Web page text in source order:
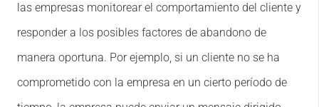
las empresas monitorear el comportamiento del cliente y
responder a los posibles factores de abandono de
manera oportuna. Por ejemplo, si un cliente no se ha
comprometido con la empresa en un cierto período de